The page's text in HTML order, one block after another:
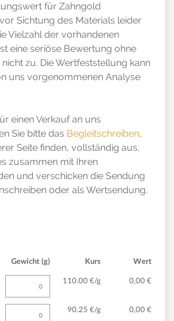
für Zahngold
Sichtung des Materials leider
Vielzahl der vorhandenen
eine seriöse Bewertung ohne
zu. Die Wertfeststellung kann
uns vorgenommenen Analyse
einen Verkauf an uns
Sie bitte das Begleitschreiben,
Seite finden, vollständig aus,
zusammen mit Ihren
und verschicken die Sendung
oder als Wertsendung.
Gewicht (g) Kurs Wert
110.00 €/g 0,00 €
90.25 €/g 0,00 €